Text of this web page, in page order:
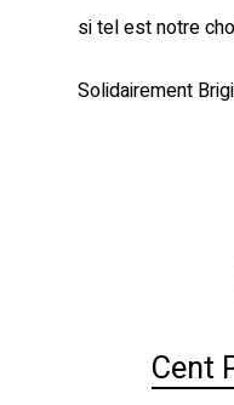
si tel est notre
Solidairement
Cent